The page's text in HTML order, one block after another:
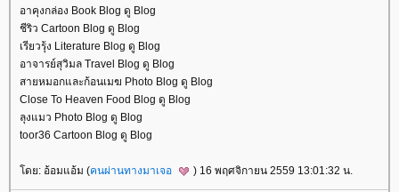
อาคุงกล่อง Book Blog ดู Blog
ชีริว Cartoon Blog ดู Blog
เรียวรุ้ง Literature Blog ดู Blog
อาจารย์สุวิมล Travel Blog ดู Blog
สายหมอกและก้อนเมฆ Photo Blog ดู Blog
Close To Heaven Food Blog ดู Blog
ลุงแมว Photo Blog ดู Blog
toor36 Cartoon Blog ดู Blog
ดย: อ้อมแอ้ม (คนผ่านทางมาเจอ ) 16 พฤศจิกายน 2559 13:01:32 น.